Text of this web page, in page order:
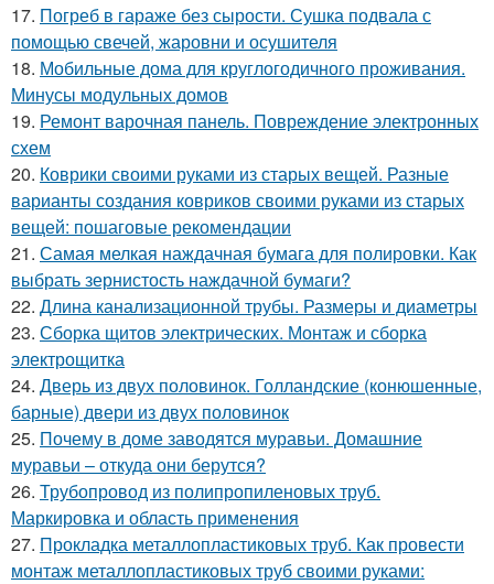
17. Погреб в гараже без сырости. Сушка подвала с
помощью свечей, жаровни и осушителя
18. Мобильные дома для круглогодичного проживания.
Минусы модульных домов
19. Ремонт варочная панель. Повреждение электронных
схем
20. Коврики своими руками из старых вещей. Разные
варианты создания ковриков своими руками из старых
вещей: пошаговые рекомендации
21. Самая мелкая наждачная бумага для полировки. Как
выбрать зернистость наждачной бумаги?
22. Длина канализационной трубы. Размеры и диаметры
23. Сборка щитов электрических. Монтаж и сборка
электрощитка
24. Дверь из двух половинок. Голландские (конюшенные,
барные) двери из двух половинок
25. Почему в доме заводятся муравьи. Домашние
муравьи – откуда они берутся?
26. Трубопровод из полипропиленовых труб.
Маркировка и область применения
27. Прокладка металлопластиковых труб. Как провести
монтаж металлопластиковых труб своими руками: